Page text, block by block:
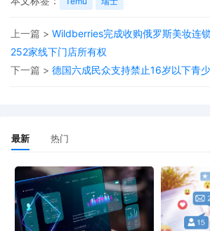
上一篇 > Wildberries完成收购俄罗斯美妆连
252家线下门店所有权
下一篇 > 德国六成民众支持禁止16岁以下青
最新 热门